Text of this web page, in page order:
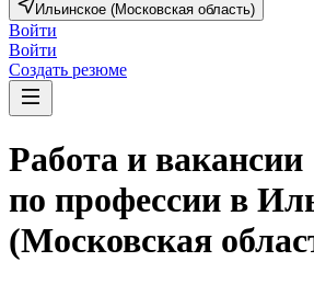
Ильинское (Московская область)
Войти
Войти
Создать резюме
Работа и вакансии
по профессии в
(Московская